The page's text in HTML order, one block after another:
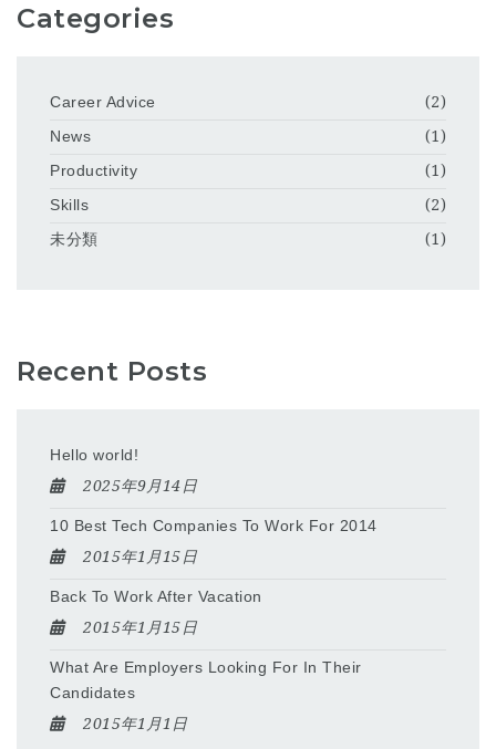
Categories
Career Advice
(2)
News
(1)
Productivity
(1)
Skills
(2)
未分類
(1)
Recent Posts
Hello world!
2025年9月14日
10 Best Tech Companies To Work For 2014
2015年1月15日
Back To Work After Vacation
2015年1月15日
What Are Employers Looking For In Their
Candidates
2015年1月1日